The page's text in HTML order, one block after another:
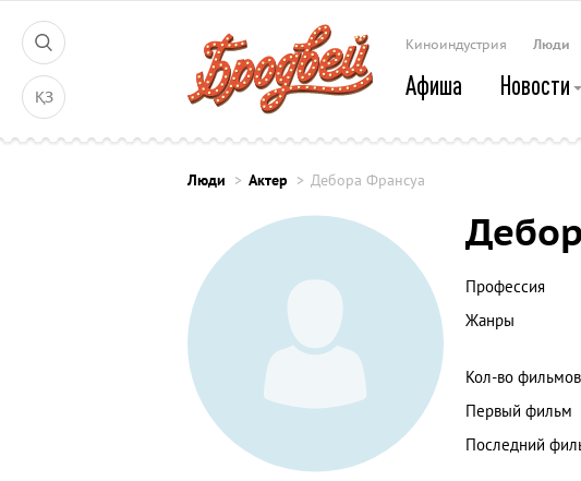
ҚЗ
Киноиндустрия Люди
Афиша Новости
Люди Актер Дебора Франсуа
Профессия
Жанры
Кол-во фильмов
Первый фильм
Последний